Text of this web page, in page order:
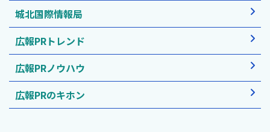
城北国際情報局
広報PRトレンド
広報PRノウハウ
広報PRのキホン